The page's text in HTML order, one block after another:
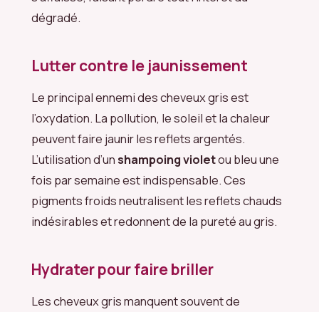
dégradé.
Lutter contre le jaunissement
Le principal ennemi des cheveux gris est
l’oxydation. La pollution, le soleil et la chaleur
peuvent faire jaunir les reflets argentés.
L’utilisation d’unshampoing violetou bleu une
fois par semaine est indispensable. Ces
pigments froids neutralisent les reflets chauds
indésirables et redonnent de la pureté au gris.
Hydrater pour faire briller
Les cheveux gris manquent souvent de